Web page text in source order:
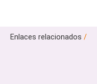
Enlaces relacionados /